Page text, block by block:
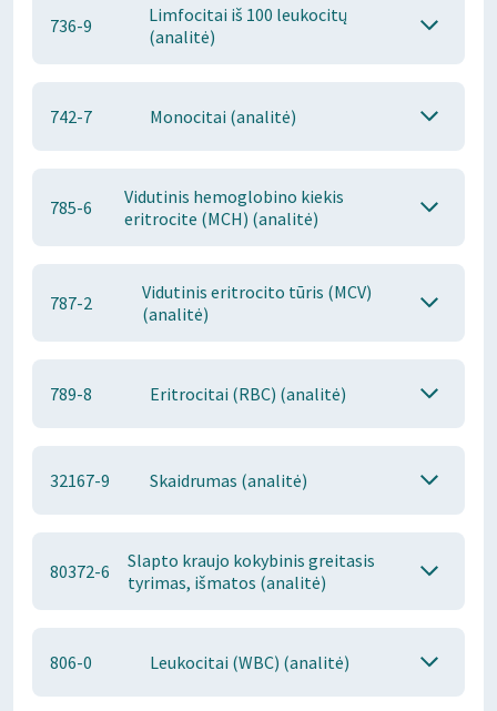
736-9
Limfocitai iš 100 leukocitų
(analitė)
742-7 Monocitai (analitė)
785-6
Vidutinis hemoglobino kiekis
eritrocite (MCH) (analitė)
787-2
Vidutinis eritrocito tūris (MCV)
(analitė)
789-8 Eritrocitai (RBC) (analitė)
32167-9 Skaidrumas (analitė)
80372-6
Slapto kraujo kokybinis greitasis
tyrimas, išmatos (analitė)
806-0 Leukocitai (WBC) (analitė)